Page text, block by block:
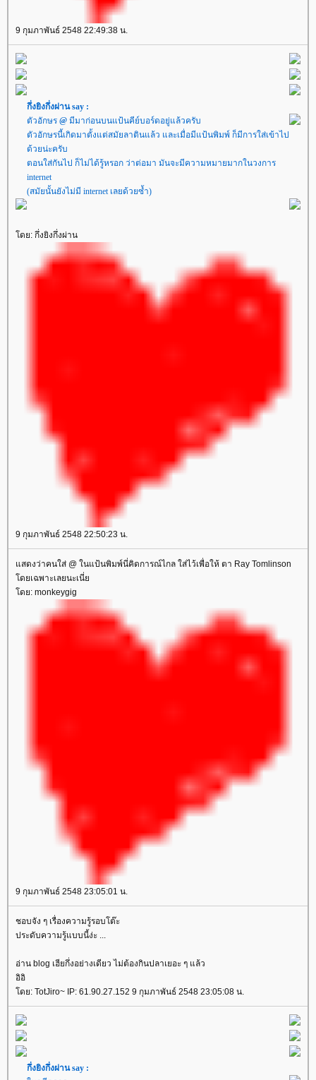
9 กุมภาพันธ์ 2548 22:49:38 น.
กึ่งยิงกึ่งผ่าน say :
ตัวอักษร @ มีมาก่อนบนแป้นคีย์บอร์ดอยู่แล้วครับ
ตัวอักษรนี้เกิดมาตั้งแต่สมัยลาตินแล้ว และเมื่อมีแป้นพิมพ์ ก็มีการใส่เข้าไป
ด้วยน่ะครับ
ตอนใส่กันไป ก็ไม่ได้รู้หรอก ว่าต่อมา มันจะมีความหมายมากในวงการ
internet
(สมัยนั้นยังไม่มี internet เลยด้วยซ้ำ)
ดย: กึ่งยิงกึ่งผ่าน
9 กุมภาพันธ์ 2548 22:50:23 น.
สดงว่าคนใส่ @ ในแป้นพิมพ์นี่คิดการณ์ไกล ใส่ไว้เพื่อให้ ตา Ray Tomlinson
ดยเฉพาะเลยนะเนี่
ดย: monkeygig
9 กุมภาพันธ์ 2548 23:05:01 น.
ชอบจัง ๆ เรื่องความรู้รอบโต๊ะ
ประดับความรู้แบบนี้ง่ะ ...
อ่าน blog เฮียกึ่งอย่างเดียว ไม่ต้องกินปลาเยอะ ๆ แล้ว
อิอิ
ดย: TotJiro~ IP: 61.90.27.152 9 กุมภาพันธ์ 2548 23:05:08 น.
กึ่งยิงกึ่งผ่าน say :